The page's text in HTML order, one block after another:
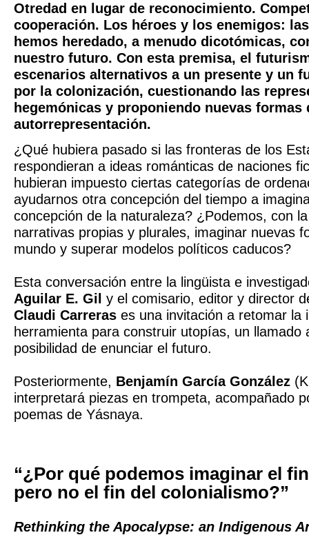
Otredad en lugar de reconocimiento.
cooperación. Los héroes y los enemigos:
hemos heredado, a menudo dicotómicas,
nuestro futuro. Con esta premisa, el
escenarios alternativos a un presente y un
por la colonización, cuestionando las
hegemónicas y proponiendo nuevas formas
autorrepresentación.
¿Qué hubiera pasado si las fronteras de los
respondieran a ideas románticas de naciones
hubieran impuesto ciertas categorías de
ayudarnos otra concepción del tiempo a
concepción de la naturaleza? ¿Podemos, con
narrativas propias y plurales, imaginar nuevas
mundo y superar modelos políticos caducos?
Esta conversación entre la lingüista e
Aguilar E. Gil y el comisario, editor y director
Claudi Carreras es una invitación a retomar la
herramienta para construir utopías, un llamado
posibilidad de enunciar el futuro.
Posteriormente, Benjamín García González
interpretará piezas en trompeta, acompañado
poemas de Yásnaya.
“¿Por qué podemos imaginar el
pero no el fin del colonialismo?”
Rethinking the Apocalypse: an Indigenous